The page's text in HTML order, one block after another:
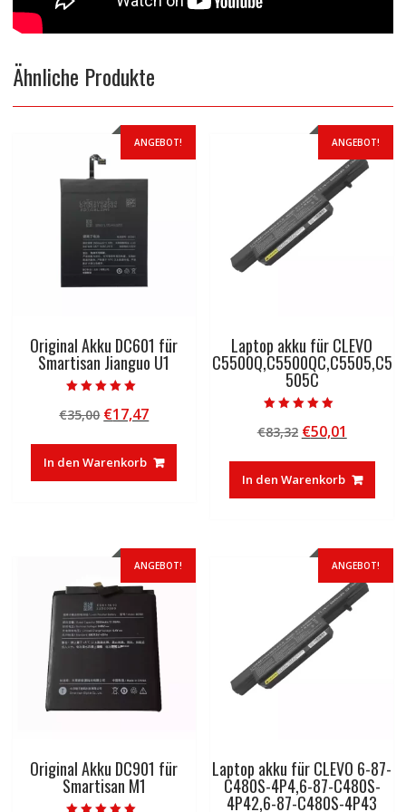
Ähnliche Produkte
ANGEBOT!
Original Akku DC601 für
Smartisan Jianguo U1
5.00
von 5
€35,00 Ursprünglicher
war:
€35,00
€17,47Aktueller
ist:
€17,47.
In den Warenkorb
ANGEBOT!
Laptop akku für CLEVO
C5500Q,C5500QC,C5505,C5
505C
5.00
von 5
€83,32 Ursprünglicher
war:
€83,32
€50,01
ist:
€50,01.
In den Warenkorb
ANGEBOT!
Original Akku DC901 für
Smartisan M1
ANGEBOT!
Laptop akku für CLEVO 6-87-
C480S-4P4,6-87-C480S-
4P42,6-87-C480S-4P43